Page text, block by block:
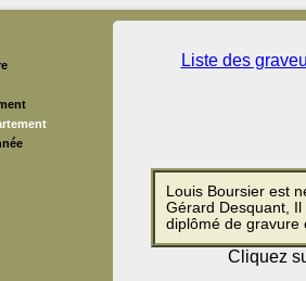
Liste des
Louis Boursier est
Gérard Desquant,
diplômé de gravure
Cliquez